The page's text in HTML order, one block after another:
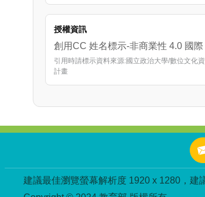
授權資訊
創用CC 姓名標示-非商業性 4.0 國際
引用時請標示資料來源:國立政治大學/數位文化
計畫
建議最佳瀏覽螢幕解析度 1920 x 1280，建